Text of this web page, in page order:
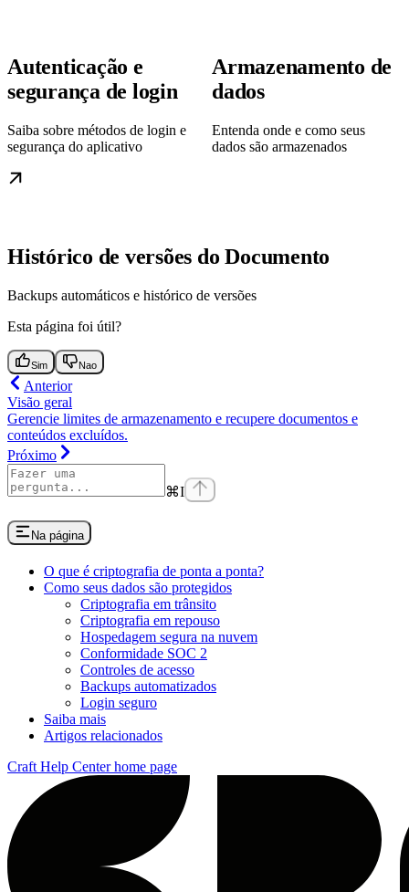
Autenticação e
segurança de login
Saiba sobre métodos de login e
segurança do aplicativo
Armazenamento de
dados
Entenda onde e como seus
dados são armazenados
Histórico de versões do Documento
Backups automáticos e histórico de versões
Esta página foi útil?
Sim Nao
Anterior
Visão geral
Gerencie limites de armazenamento e recupere documentos e
conteúdos excluídos.
Próximo
⌘I
Na página
O que é criptografia de ponta a ponta?
Como seus dados são protegidos
Criptografia em trânsito
Criptografia em repouso
Hospedagem segura na nuvem
Conformidade SOC 2
Controles de acesso
Backups automatizados
Login seguro
Saiba mais
Artigos relacionados
Craft Help Centerhome page